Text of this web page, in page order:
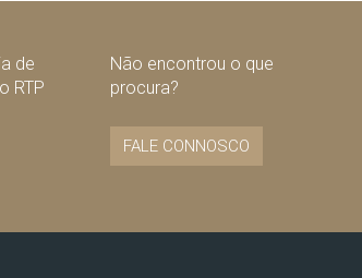
de
RTP
Não encontrou o que
procura?
FALE CONNOSCO